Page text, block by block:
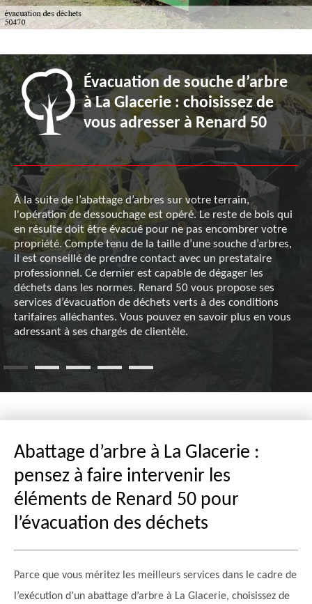
Évacuation de souche d’arbre
à La Glacerie : choisissez de
vous adresser à Renard 50
À la suite de l’abattage d’arbres sur votre terrain,
l'opération de dessouchage est opéré. Le reste de bois qui
en résulte doit être évacué pour ne pas encombrer votre
propriété. Compte tenu de la taille d’une souche d’arbres,
il est conseillé de prendre contact avec un prestataire
professionnel. Ce dernier est capable de dégager les
déchets dans les normes. Renard 50 vous propose ses
services d’évacuation de déchets verts à des conditions
tarifaires alléchantes. Vous pouvez en savoir plus en vous
adressant à ses chargés de clientèle.
Abattage d’arbre à La Glacerie :
pensez à faire intervenir les
éléments de Renard 50 pour
l’évacuation des déchets
Parce que vous méritez les meilleurs services dans le cadre de
l’exécution d’un abattage d’arbre à La Glacerie, choisissez de